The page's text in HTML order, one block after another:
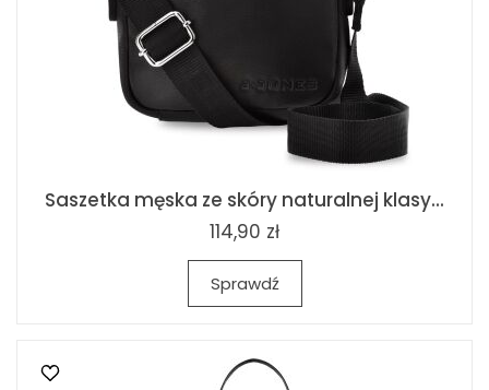
Saszetka męska ze skóry naturalnej klasy...
114,90 zł
Sprawdź